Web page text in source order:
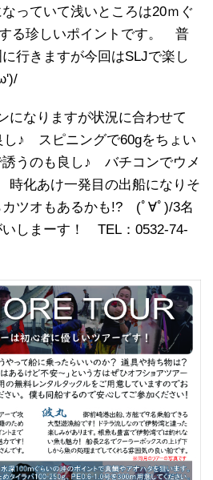
っていて浅いところは20ｍぐ
る珍しいポイントです。 普
行きますが今回はSLJで楽し
になりますが状況に合わせて
し♪ スピニングで60gをちょい
うのも良し♪ バチコンでウメ
化あけ一発目の出船になりそ
カツオもあるかも!? (ﾟ∀ﾟ)/3名
しまーす！ TEL：0532-74-